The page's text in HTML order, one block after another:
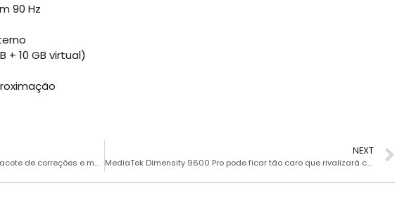
90 Hz
+ 10 GB virtual)
Galaxy S26 recebe One UI 9 Beta 3 com pacote de correções e melhorias na câmera
NEXT
MediaTek Dimensity 9600 Pro pode ficar tão caro que rivalizará com celulares de entrada